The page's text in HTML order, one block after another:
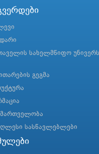
სახელმწიფო
გეგმა
სასწავლებლები